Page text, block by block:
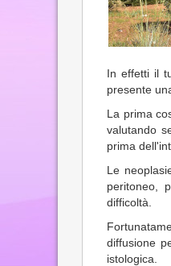
In effetti il
presente
La prima
valutando
prima
Le
peritoneo,
difficoltà.
diffusione
istologica.